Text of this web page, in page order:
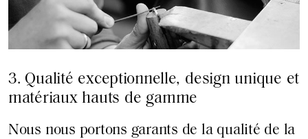
3. Qualité exceptionnelle, design unique et
matériaux hauts de gamme
Nous nous portons garants de la qualité de la